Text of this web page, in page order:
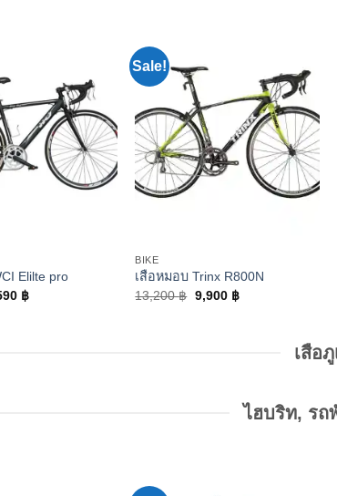
Elilte pro
฿
Sale!
BIKE
เสือหมอบ Trinx R800N
13,200฿ 9,900 ฿
เสือ
ไฮบริท, รถ